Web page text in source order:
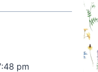
pm